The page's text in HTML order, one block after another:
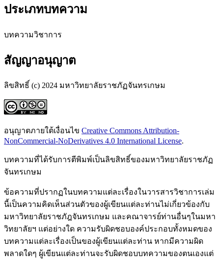
ประเภทบทความ
บทความวิชาการ
สัญญาอนุญาต
ลิขสิทธิ์ (c) 2024 มหาวิทยาลัยราชภัฏจันทรเกษม
อนุญาตภายใต้เงื่อนไข Creative Commons Attribution-
NonCommercial-NoDerivatives 4.0 International License.
บทความที่ได้รับการตีพิมพ์เป็นลิขสิทธิ์ของมหาวิทยาลัยราชภัฏ
จันทรเกษม
ข้อความที่ปรากฏในบทความแต่ละเรื่องในวารสารวิชาการเล่ม
นี้เป็นความคิดเห็นส่วนตัวของผู้เขียนแต่ละท่านไม่เกี่ยวข้องกับ
มหาวิทยาลัยราชภัฎจันทรเกษม และคณาจารย์ท่านอื่นๆในมหา
วิทยาลัยฯ แต่อย่างใด ความรับผิดชอบองค์ประกอบทั้งหมดของ
บทความแต่ละเรื่องเป็นของผู้เขียนแต่ละท่าน หากมีความผิด
พลาดใดๆ ผู้เขียนแต่ละท่านจะรับผิดชอบบทความของตนเองแต่